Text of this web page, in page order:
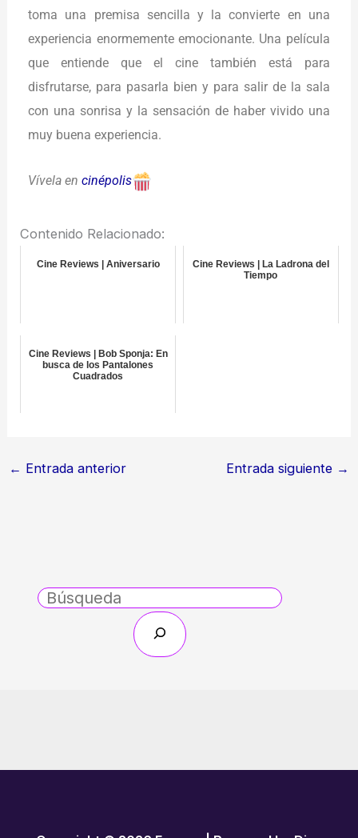
toma una premisa sencilla y la convierte en una
experiencia enormemente emocionante. Una película
que entiende que el cine también está para
disfrutarse, para pasarla bien y para salir de la sala
con una sonrisa y la sensación de haber vivido una
muy buena experiencia.
Vívela encinépolis
Contenido Relacionado:
Cine Reviews | Aniversario
Cine Reviews | La Ladrona del
Tiempo
Cine Reviews | Bob Sponja: En
busca de los Pantalones
Cuadrados
← Entrada anterior Entrada siguiente →